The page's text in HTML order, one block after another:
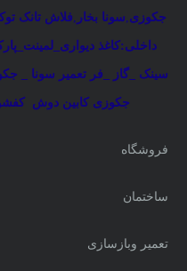
جکوزی سونا بخار فلاش تانک
داخلی:کاغذ
سینک _گاز _فر تعمیر سونا _
جکوزی کابین دوش
فروشگاه
ساختمان
تعمیر وبازسازی